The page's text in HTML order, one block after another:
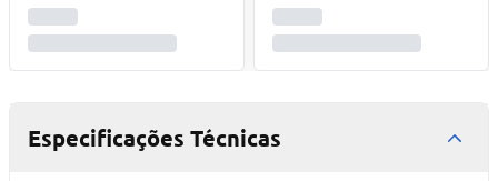
Especificações Técnicas